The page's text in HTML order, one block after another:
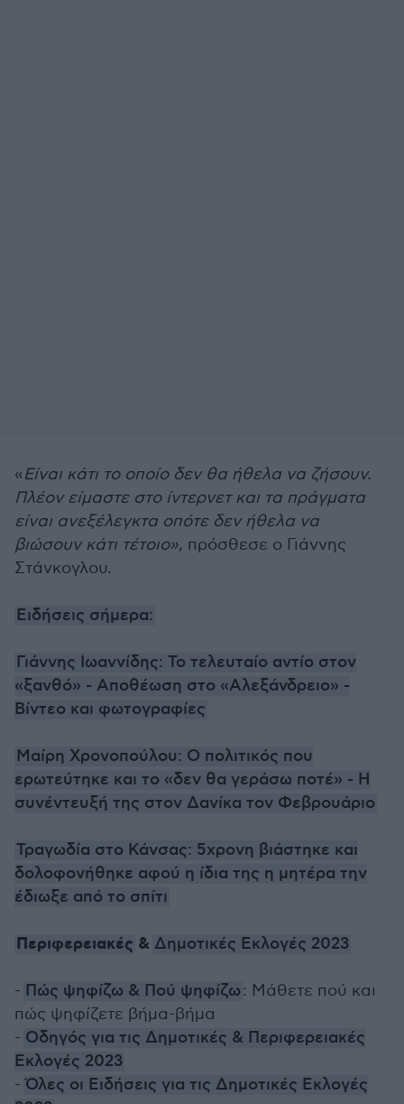
«Είναι κάτι το οποίο δεν θα ήθελα να ζήσουν.
Πλέον είμαστε στο ίντερνετ και τα πράγματα
είναι ανεξέλεγκτα οπότε δεν ήθελα να
βιώσουν κάτι τέτοιο», πρόσθεσε ο Γιάννης
Στάνκογλου.
Ειδήσεις σήμερα:
Γιάννης Ιωαννίδης: Το τελευταίο αντίο στον
«ξανθό» - Αποθέωση στο «Αλεξάνδρειο» -
Βίντεο και φωτογραφίες
Μαίρη Χρονοπούλου: Ο πολιτικός που
ερωτεύτηκε και το «δεν θα γεράσω ποτέ» - Η
συνέντευξή της στον Δανίκα τον Φεβρουάριο
Τραγωδία στο Κάνσας: 5χρονη βιάστηκε και
δολοφονήθηκε αφού η ίδια της η μητέρα την
έδιωξε από το σπίτι
Περιφερειακές & Δημοτικές Εκλογές 2023
- Πώς ψηφίζω & Πού ψηφίζω: Μάθετε πού και
πώς ψηφίζετε βήμα-βήμα
- Οδηγός για τις Δημοτικές & Περιφερειακές
Εκλογές 2023
- Όλες οι Ειδήσεις για τις Δημοτικές Εκλογές